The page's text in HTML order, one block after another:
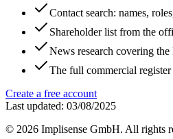
Contact search: names,
Shareholder list from the
News research covering the
The full commercial
Create a free account
Last updated: 03/08/2025
© 2026 Implisense GmbH. All rights